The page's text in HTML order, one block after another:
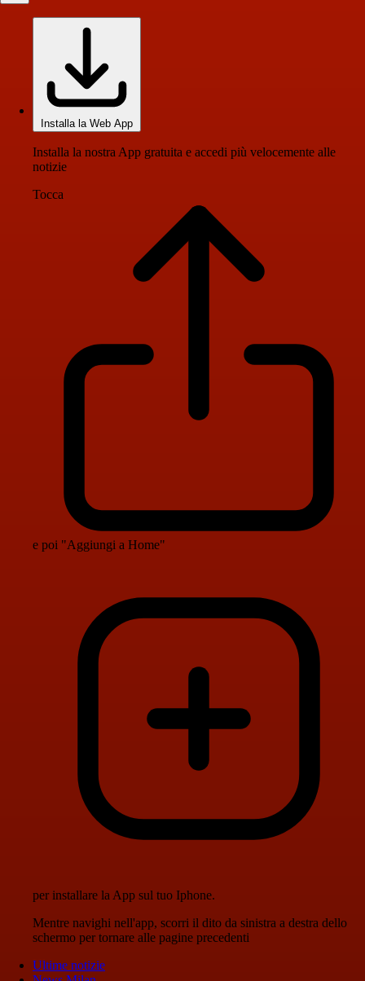
Installa la Web App
Installa la nostra App gratuita e accedi più velocemente alle
notizie
Tocca
e poi "Aggiungi a Home"
per installare la App sul tuo Iphone.
Mentre navighi nell'app, scorri il dito da sinistra a destra dello
schermo per tornare alle pagine precedenti
Ultime notizie